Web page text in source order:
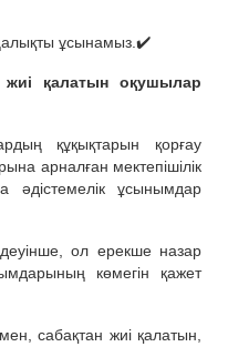
ұсынамыз.✔️
жиі қалатын оқушылар
құқықтарын қорғау
арналған мектепішілік
әдістемелік ұсынымдар
ол ерекше назар
көмегін қажет
сабақтан жиі қалатын,